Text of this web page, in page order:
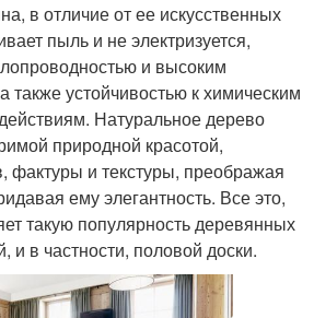
в отличие от ее искусственных
пыль и не электризуется,
и высоким
устойчивостью к химическим
Натуральное дерево
природной красотой,
фактуры и текстуры, преображая
ему элегантность. Все это,
такую популярность деревянных
и в частности, половой доски.